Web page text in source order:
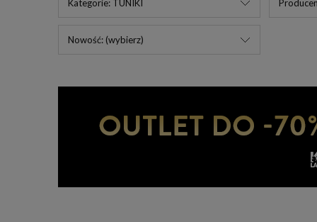
Kategorie: TUNIKI
Nowość: (wybierz)